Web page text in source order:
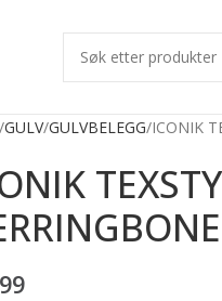
GULV GULVBELEGG ICONIK